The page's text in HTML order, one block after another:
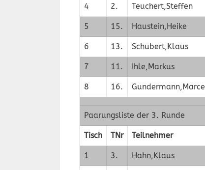
4 2. Teuchert,Steffen
5 15. Haustein,Heike
6 13. Schubert,Klaus
7 11. Ihle,Markus
8 16. Gundermann,Marce
Paarungsliste der 3. Runde
Tisch TNr Teilnehmer
1 3. Hahn,Klaus